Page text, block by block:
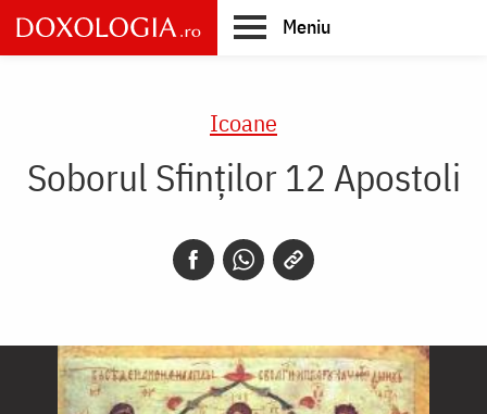
Skip
to
main
Meniu
Icoane
Soborul Sfinților 12 Apostoli